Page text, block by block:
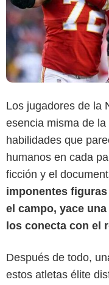
Los jugadores de la
esencia misma de
habilidades que
humanos en cada
ficción y el
imponentes
el campo, yace
los conecta con el
Después de todo,
estos atletas élite